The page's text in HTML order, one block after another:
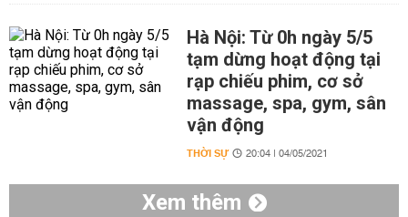
Hà Nội: Từ 0h ngày 5/5
tạm dừng hoạt động tại
rạp chiếu phim, cơ sở
massage, spa, gym, sân
vận động
THỜI SỰ 20:04 | 04/05/2021
Xem thêm